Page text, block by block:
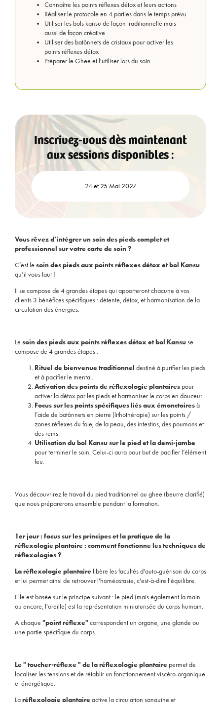
Connaître les points réflexes détox et leurs actions
Réaliser le protocole en 4 parties dans le temps prévu
Utiliser les bols kansu de façon traditionnelle mais
aussi de façon créative
Utiliser des batônnets de cristaux pour activer les
points réflexes détox
Préparer le Ghee et l'utiliser lors du soin
Inscrivez-vous dès maintenant
aux sessions disponibles :
24 et 25 Mai 2027
Vous rêvez d’intégrer un soin des pieds complet et
professionnel sur votre carte de soin ?
C’est le soindes pieds aux points réflexes détox et bol Kansu
qu’il vous faut !
Il se compose de 4 grandes étapes qui apporteront chacune à vos
clients 3 bénéfices spécifiques : détente, détox, et harmonisation de la
circulation des énergies.
Le soin des pieds aux points réflexes détox et bol Kansuse
compose de 4 grandes étapes :
Rituel de bienvenue traditionnel destiné à purifier les pieds
et à pacifier le mental.
Activation des points de réflexologieplantaires pour
activer la détox par les pieds et harmoniser le corps en douceur.
Focus sur les points spécifiques liés aux émonctoiresà
l’aide de batônnets en pierre (lithothérapie) sur les points /
zones réflexes du foie, de la peau, des intestins, des poumons et
des reins.
Utilisation du bol Kansu sur le pied et la demi-jambe
pour terminer le soin. Celui-ci aura pour but de pacifier l’élément
feu.
Vous découvrirez le travail du pied traditionnel au ghee (beurre clarifié)
que nous préparerons ensemble pendant la formation.
1er jour : focus sur les principes et la pratique de la
réflexologie plantaire : comment fonctionne les techniques de
réflexologies ?
La réflexologie plantaire libère les facultés d'auto-guérison du corps
et lui permet ainsi de retrouver l'homéostasie, c'est-à-dire l'équilibre.
Elle est basée sur le principe suivant : le pied (mais également la main
ou encore, l'oreille) est la représentation miniaturisée du corps humain.
A chaque "point réflexe" correspondent un organe, une glande ou
une partie spécifique du corps.
Le " toucher-réflexe " de la réflexologie plantaire permet de
localiser les tensions et de rétablir un fonctionnement viscéro-organique
et énergétique.
Laréflexologie plantaireactive la circulation sanguine et